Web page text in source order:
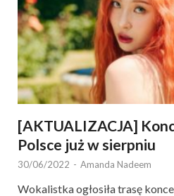
[AKTUALIZACJA]
Polsce już w sierpniu
30/06/2022 - Amanda Nadeem
Wokalistka ogłosiła trasę